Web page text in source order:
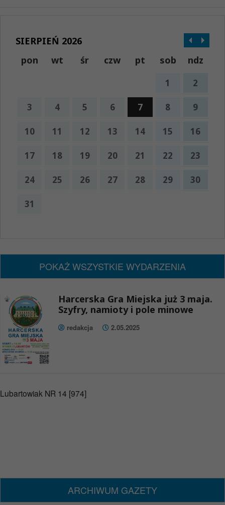
SIERPIEŃ 2026
pon
wt śr czw pt sob ndz
1 2
3 4 5 6 7 8 9
10 11 12 13 14 15 16
17 18 19 20 21 22 23
24 25 26 27 28 29 30
31
POKAŻ WSZYSTKIE WYDARZENIA
Harcerska Gra Miejska już 3 maja.
Szyfry, namioty i pole minowe
redakcja 2.05.2025
Lubartowiak NR 14 [974]
ARCHIWUM GAZETY